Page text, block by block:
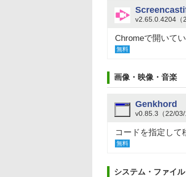
v2.65.0.4204（
Chromeで開いて
無料
画像・映像・音楽
Genkhord
v0.85.3（22/03/
コードを指定して
無料
システム・ファイル